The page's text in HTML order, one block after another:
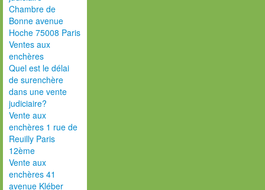
Chambre de
Bonne avenue
Hoche 75008 Paris
Ventes aux
enchères
Quel est le délai
de surenchère
dans une vente
judiciaire?
Vente aux
enchères 1 rue de
Reuilly Paris
12ème
Vente aux
enchères 41
avenue Kléber